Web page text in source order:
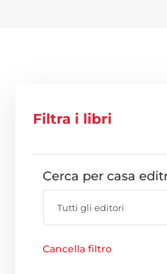
Filtra i libri
Cerca per casa
Cancella filtro